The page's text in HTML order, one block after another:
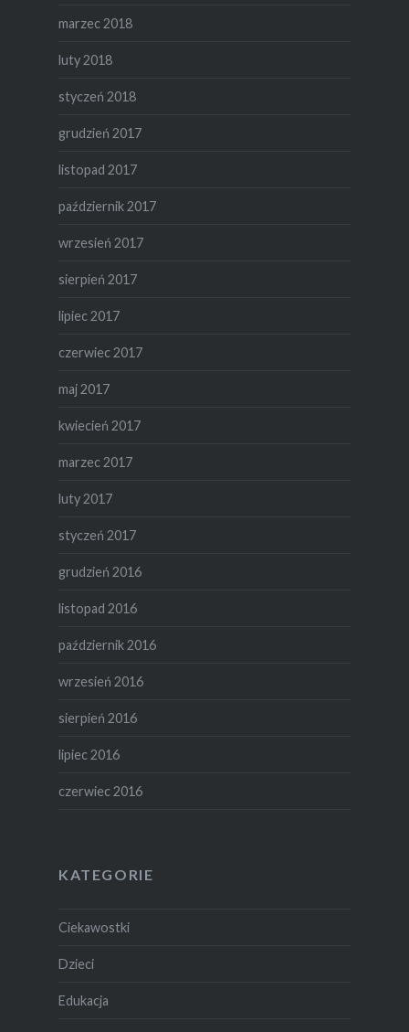
marzec 2018
luty 2018
styczeń 2018
grudzień 2017
listopad 2017
październik 2017
wrzesień 2017
sierpień 2017
lipiec 2017
czerwiec 2017
maj 2017
kwiecień 2017
marzec 2017
luty 2017
styczeń 2017
grudzień 2016
listopad 2016
październik 2016
wrzesień 2016
sierpień 2016
lipiec 2016
czerwiec 2016
KATEGORIE
Ciekawostki
Dzieci
Edukacja